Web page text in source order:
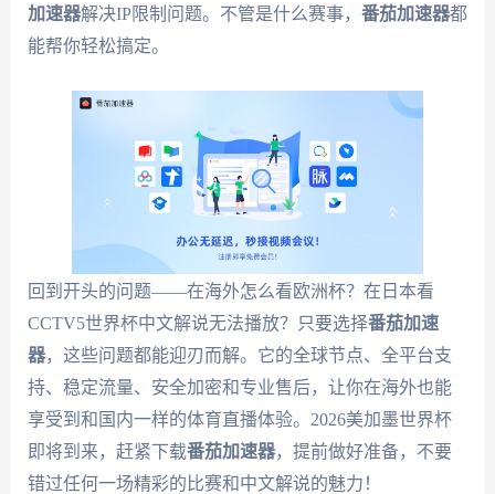
加速器解决IP限制问题。不管是什么赛事， 番茄加速器都
能帮你轻松搞定。
回到开头的问题——在海外怎么看欧洲杯？在日本看
CCTV5世界杯中文解说无法播放？只要选择番茄加速
器，这些问题都能迎刃而解。它的全球节点、全平台支
持、稳定流量、安全加密和专业售后，让你在海外也能
享受到和国内一样的体育直播体验。2026美加墨世界杯
即将到来，赶紧下载番茄加速器，提前做好准备，不要
错过任何一场精彩的比赛和中文解说的魅力！